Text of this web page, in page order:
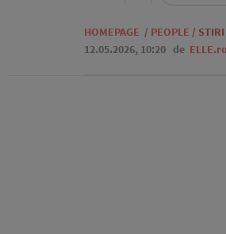
HOMEPAGE / PEOPLE /
12.05.2026, 10:20 de ELLE.ro